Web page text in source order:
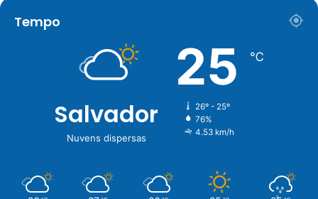
Tempo
Salvador
Nuvens dispersas
25 ℃
26º - 25º
76%
4.53 km/h